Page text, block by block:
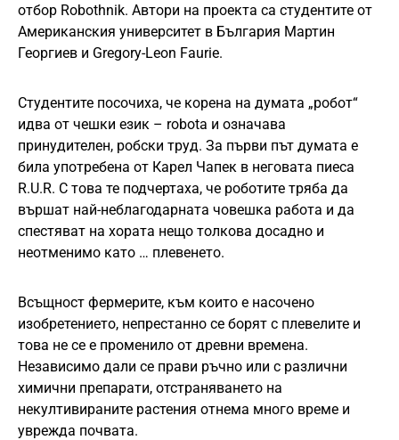
отбор Robothnik. Автори на проекта са студентите от
Американския университет в България Мартин
Георгиев и Gregory-Leon Faurie.
Студентите посочиха, че корена на думата „робот“
идва от чешки език – robota и означава
принудителен, робски труд. За първи път думата е
била употребена от Карел Чапек в неговата пиеса
R.U.R. С това те подчертаха, че роботите тряба да
вършат най-неблагодарната човешка работа и да
спестяват на хората нещо толкова досадно и
неотменимо като … плевенето.
Всъщност фермерите, към които е насочено
изобретението, непрестанно се борят с плевелите и
това не се е променило от древни времена.
Независимо дали се прави ръчно или с различни
химични препарати, отстраняването на
некултивираните растения отнема много време и
уврежда почвата.